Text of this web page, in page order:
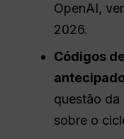
OpenAI,
2026.
Códigos
questão da
sobre o